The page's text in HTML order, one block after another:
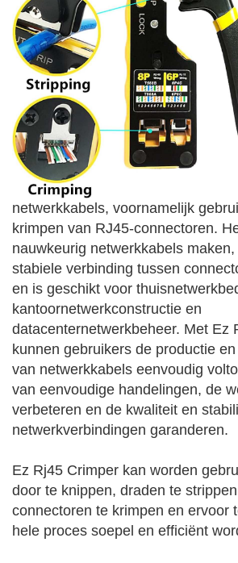
netwerkkabels, voornamelijk
krimpen van RJ45-connectoren.
nauwkeurig netwerkkabels
stabiele verbinding tussen
en is geschikt voor
kantoornetwerkconstructie en
datacenternetwerkbeheer. Met Ez
kunnen gebruikers de productie
van netwerkkabels eenvoudig
van eenvoudige handelingen, de
verbeteren en de kwaliteit en
netwerkverbindingen garanderen.
Ez Rj45 Crimper kan worden
door te knippen, draden te
connectoren te krimpen en ervoor
hele proces soepel en efficiënt